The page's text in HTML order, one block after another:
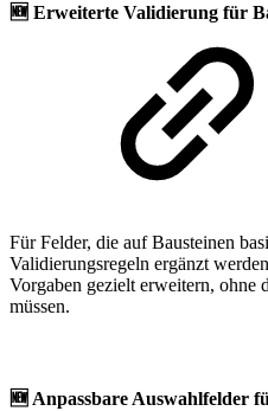
🆕 Erweiterte Validierung für
Für Felder, die auf Bausteinen
Validierungsregeln ergänzt
Vorgaben gezielt erweitern, ohne
müssen.
🆕 Anpassbare Auswahlfelder